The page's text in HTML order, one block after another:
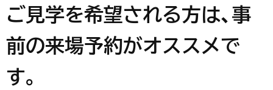
ご見学を希望される方は、事
前の来場予約がオススメで
す。